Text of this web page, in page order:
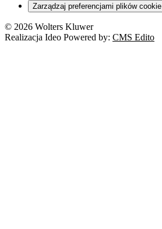
Zarządzaj preferencjami plików cookie
© 2026 Wolters Kluwer
Realizacja Ideo Powered by: CMS Edito